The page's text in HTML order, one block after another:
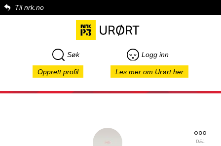
Til nrk.no
Søk Logg inn
Opprett profil Les mer om Urørt her
DEL